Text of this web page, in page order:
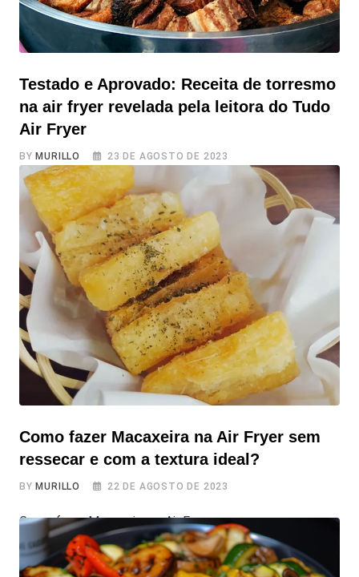
Testado e Aprovado: Receita de torresmo
na air fryer revelada pela leitora do Tudo
Air Fryer
BY MURILLO 23 DE AGOSTO DE 2023
Testado e Aprovado: Receita de torresmo na air fryer
revelada pela leitora do Tudo Air Fryer Recebemos com
muito carinho a receita da querida e talentosa Leonete,
que gentilmente compartilhou uma receita que ela e sua
família adoram fazer na air fryer e agora podemos trazer
aqui para vocês. Apresentamos uma receita diferenciada
de Torresmo
Como fazer Macaxeira na Air Fryer sem
ressecar e com a textura ideal?
BY MURILLO 22 DE AGOSTO DE 2023
Como fazer Macaxeira na Air Fryer sem ressecar e com a
textura ideal? Prepare-se para aprender uma receita
deliciosa de macaxeira na air fryer. A macaxeira, também